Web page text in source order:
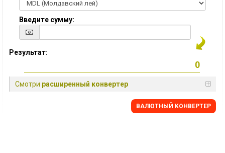
Введите сумму:
Результат:
Смотри расширенный конвертер
BАЛЮТНЫЙ KОНВЕРТЕР